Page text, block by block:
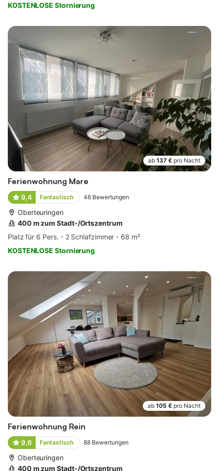
KOSTENLOSE Stornierung
ab 137 € pro Nacht
Ferienwohnung Mare
9,4 Fantastisch 46 Bewertungen
Oberteuringen
400 m zum Stadt-/Ortszentrum
Platz für 6 Pers.
2 Schlafzimmer
68 m²
KOSTENLOSE Stornierung
ab 105 € pro Nacht
Ferienwohnung Rein
9,6 Fantastisch 88 Bewertungen
Oberteuringen
400 m zum Stadt-/Ortszentrum